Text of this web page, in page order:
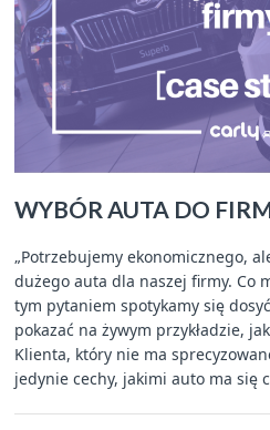
WYBÓR AUTA DO
„Potrzebujemy ekonomicznego,
dużego auta dla naszej firmy. Co
tym pytaniem spotykamy się
pokazać na żywym przykładzie,
Klienta, który nie ma
jedynie cechy, jakimi auto ma się